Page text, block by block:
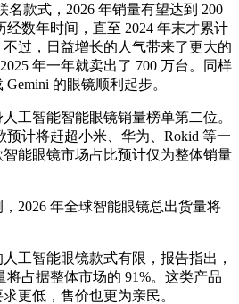
名款式，2026 年销量有望达到 200
经数年时间，直至 2024 年末才累计
过，日益增长的人气带来了更大的
年一年就卖出了 700 万台。同样
的眼镜顺利起步。
工智能智能眼镜销量榜单第二位。
预计将赶超小米、华为、Rokid 等一
能眼镜市场占比预计仅为整体销量
2026 年全球智能眼镜总出货量将
工智能眼镜款式有限，报告指出，
将占据整体市场的 91%。这类产品
更低，售价也更为亲民。